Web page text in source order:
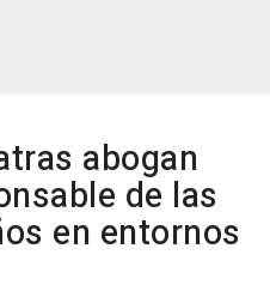
abogan
de las
en entornos